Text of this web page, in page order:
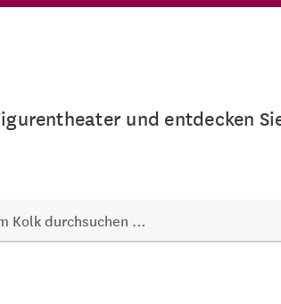
und entdecken